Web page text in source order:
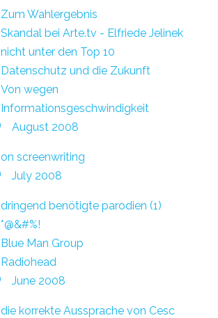
Zum Wahlergebnis
Skandal bei Arte.tv - Elfriede Jelinek
nicht unter den Top 10
Datenschutz und die Zukunft
Von wegen
Informationsgeschwindigkeit
August 2008
on screenwriting
July 2008
dringend benötigte parodien (1)
*@&#%!
Blue Man Group
Radiohead
June 2008
die korrekte Aussprache von Cesc